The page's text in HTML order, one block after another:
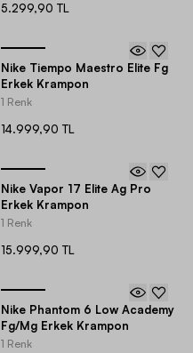
5.299,90 TL
Nike Tiempo Maestro Elite Fg
Erkek Krampon
1 Renk
14.999,90 TL
Nike Vapor 17 Elite Ag Pro
Erkek Krampon
1 Renk
15.999,90 TL
Nike Phantom 6 Low Academy
Fg/Mg Erkek Krampon
1 Renk